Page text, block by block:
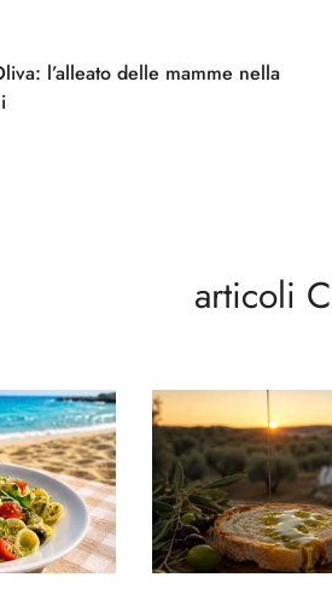
l’alleato delle mamme nella
articoli